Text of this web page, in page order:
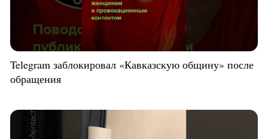
Telegram заблокировал «Кавказскую общину» после
обращения